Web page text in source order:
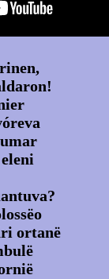
ortanë